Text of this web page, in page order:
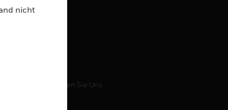
Karriere
Kontaktieren Sie Uns
nicht